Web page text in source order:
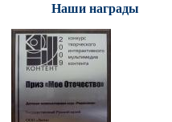
Наши награды